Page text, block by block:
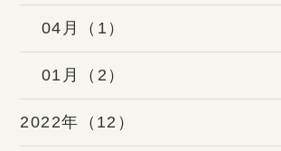
04月（1）
01月（2）
2022年（12）